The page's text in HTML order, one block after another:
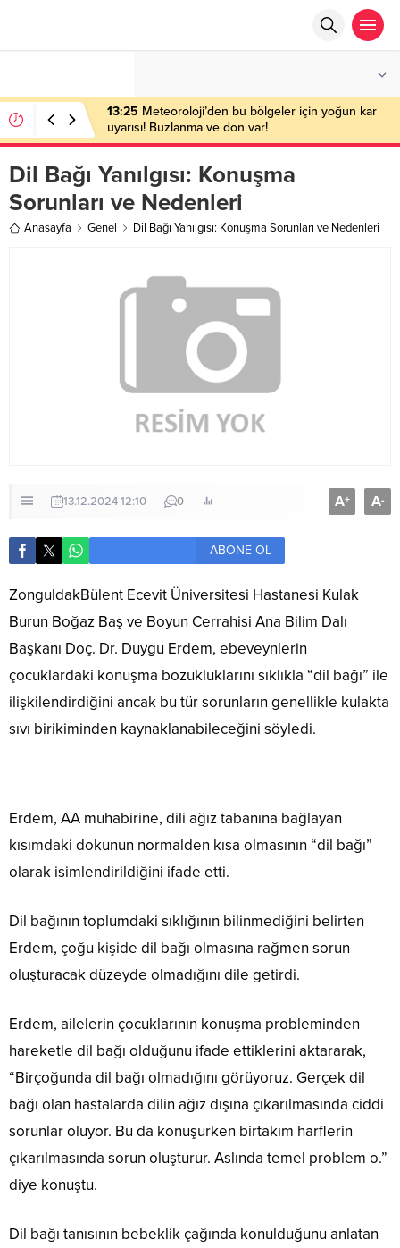
13:25 Meteoroloji’den bu bölgeler için yoğun kar
uyarısı! Buzlanma ve don var!
Dil Bağı Yanılgısı: Konuşma
Sorunları ve Nedenleri
Anasayfa Genel Dil Bağı Yanılgısı: Konuşma Sorunları ve Nedenleri
13.12.2024 12:10 0 A+ A-
ABONE OL
ZonguldakBülent Ecevit Üniversitesi Hastanesi Kulak
Burun Boğaz Baş ve Boyun Cerrahisi Ana Bilim Dalı
Başkanı Doç. Dr. Duygu Erdem, ebeveynlerin
çocuklardaki konuşma bozukluklarını sıklıkla “dil bağı” ile
ilişkilendirdiğini ancak bu tür sorunların genellikle kulakta
sıvı birikiminden kaynaklanabileceğini söyledi.
Erdem, AA muhabirine, dili ağız tabanına bağlayan
kısımdaki dokunun normalden kısa olmasının “dil bağı”
olarak isimlendirildiğini ifade etti.
Dil bağının toplumdaki sıklığının bilinmediğini belirten
Erdem, çoğu kişide dil bağı olmasına rağmen sorun
oluşturacak düzeyde olmadığını dile getirdi.
Erdem, ailelerin çocuklarının konuşma probleminden
hareketle dil bağı olduğunu ifade ettiklerini aktararak,
“Birçoğunda dil bağı olmadığını görüyoruz. Gerçek dil
bağı olan hastalarda dilin ağız dışına çıkarılmasında ciddi
sorunlar oluyor. Bu da konuşurken birtakım harflerin
çıkarılmasında sorun oluşturur. Aslında temel problem o.”
diye konuştu.
Dil bağı tanısının bebeklik çağında konulduğunu anlatan